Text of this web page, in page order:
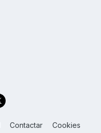
Contactar Cookies